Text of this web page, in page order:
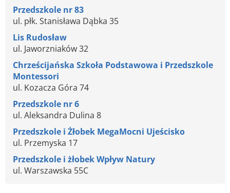
Przedszkole nr 83
ul. płk. Stanisława Dąbka 35
Lis Rudosław
ul. Jaworzniaków 32
Chrześcijańska Szkoła Podstawowa i Przedszkole
Montessori
ul. Kozacza Góra 74
Przedszkole nr 6
ul. Aleksandra Dulina 8
Przedszkole i Żłobek MegaMocni Ujeścisko
ul. Przemyska 17
Przedszkole i żłobek Wpływ Natury
ul. Warszawska 55C